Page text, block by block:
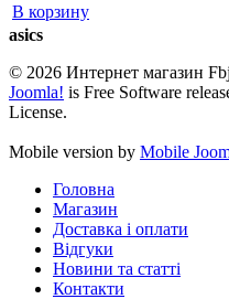
В корзину
asics
© 2026 Интернет магазин
Joomla! is Free Software
License.
Mobile version by Mobile
Головна
Магазин
Доставка і оплати
Відгуки
Новини та статті
Контакти